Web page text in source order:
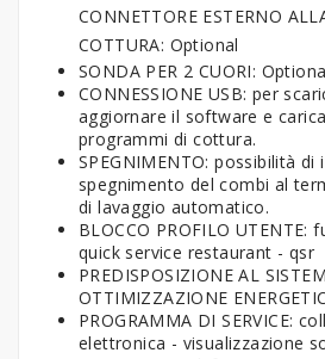
CONNETTORE ESTERNO
COTTURA: Optional
SONDA PER 2 CUORI:
CONNESSIONE USB: per
aggiornare il software e
programmi di cottura.
SPEGNIMENTO: possibilità
spegnimento del combi al
di lavaggio automatico.
BLOCCO PROFILO UTENTE:
quick service restaurant - qsr
PREDISPOSIZIONE AL
OTTIMIZZAZIONE
PROGRAMMA DI SERVICE:
elettronica - visualizzazione